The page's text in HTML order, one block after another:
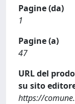
Pagine (da)
1
Pagine (a)
47
URL del
su sito
https://